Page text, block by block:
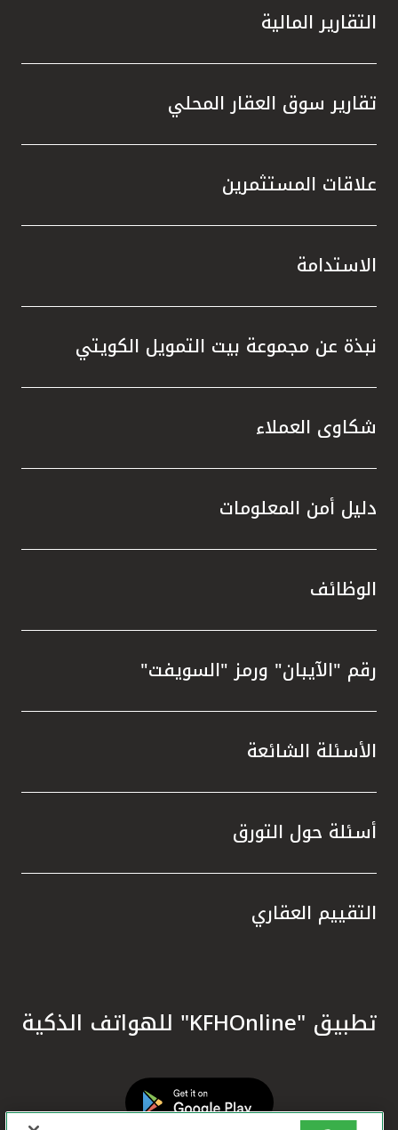
التقارير المالية
تقارير سوق العقار المحلي
علاقات المستثمرين
الاستدامة
نبذة عن مجموعة بيت التمويل الكويتي
شكاوى العملاء
دليل أمن المعلومات
الوظائف
رقم "الآيبان" ورمز "السويفت"
الأسئلة الشائعة
أسئلة حول التورق
التقييم العقاري
تطبيق "KFHOnline" للهواتف الذكية